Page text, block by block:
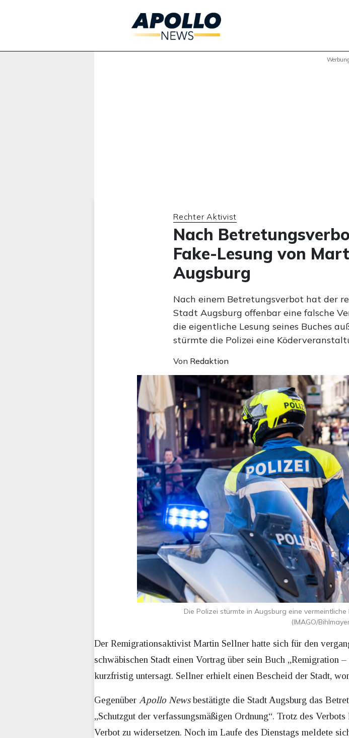
Werbung
Rechter Aktivist
Nach
Fake-Lesung von
Augsburg
Nach einem Betretungsverbot hat der
Stadt Augsburg offenbar eine falsche
die eigentliche Lesung seines Buches
stürmte die Polizei eine
Von Redaktion
Die Polizei stürmte in Augsburg eine
(IMAGO/
Der Remigrationsaktivist Martin Sellner hatte sich für den
schwäbischen Stadt einen Vortrag über sein Buch „Remigration
kurzfristig untersagt. Sellner erhielt einen Bescheid der Stadt,
Gegenüber Apollo Newsbestätigte die Stadt Augsburg das
„Schutzgut der verfassungsmäßigen Ordnung“. Trotz des
Verbot zu widersetzen. Noch im Laufe des Dienstags meldete